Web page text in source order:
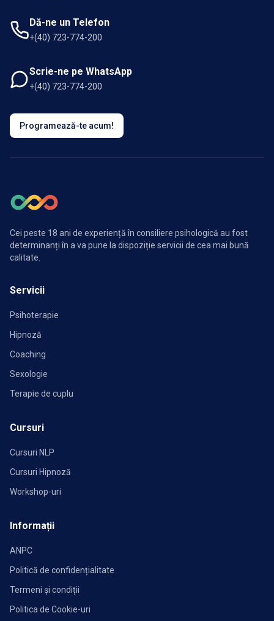
Dă-ne un Telefon
+(40) 723-774-200
Scrie-ne pe WhatsApp
+(40) 723-774-200
Programează-te acum!
Cei peste 18 ani de experiență în consiliere psihologică au fost
determinanți în a va pune la dispoziție servicii de cea mai bună
calitate.
Servicii
Psihoterapie
Hipnoză
Coaching
Sexologie
Terapie de cuplu
Cursuri
Cursuri NLP
Cursuri Hipnoză
Workshop-uri
Informații
ANPC
Politică de confidențialitate
Termeni și condiții
Politica de Cookie-uri